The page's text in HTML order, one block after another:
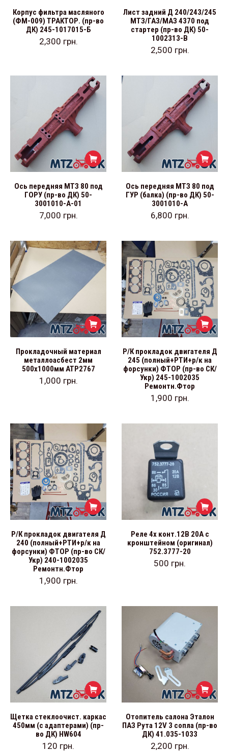
Корпус фильтра масляного
(ФМ-009) ТРАКТОР. (пр-во
ДК) 245-1017015-Б
2,300 грн.
Лист задний Д 240/243/245
МТЗ/ГАЗ/МАЗ 4370 под
стартер (пр-во ДК) 50-
1002313-В
2,500 грн.
Ось передняя МТЗ 80 под
ГОРУ (пр-во ДК) 50-
3001010-А-01
7,000 грн.
Ось передняя МТЗ 80 под
ГУР (балка) (пр-во ДК) 50-
3001010-А
6,800 грн.
Прокладочный материал
металлоасбест 2мм
500х1000мм АТР2767
1,000 грн.
Р/К прокладок двигателя Д
245 (полный+РТИ+р/к на
форсунки) ФТОР (пр-во СК/
Укр) 245-1002035
Ремонтн.Фтор
1,900 грн.
Р/К прокладок двигателя Д
240 (полный+РТИ+р/к на
форсунки) ФТОР (пр-во СК/
Укр) 240-1002035
Ремонтн.Фтор
1,900 грн.
Реле 4х конт.12В 20А с
кронштейном (оригинал)
752.3777-20
500 грн.
Щетка стеклоочист. каркас
450мм (с адаптерами) (пр-
во ДК) HW604
120 грн.
Отопитель салона Эталон
ПАЗ Рута 12V 3 сопла (пр-во
ДК) 41.035-1033
2,200 грн.